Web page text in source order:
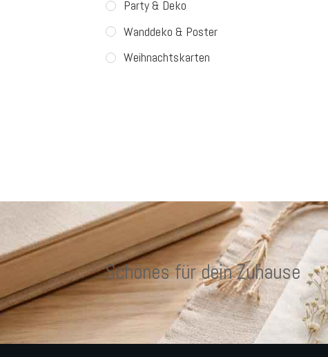
Party & Deko
Wanddeko & Poster
Weihnachtskarten
Schönes für dein Zuhause